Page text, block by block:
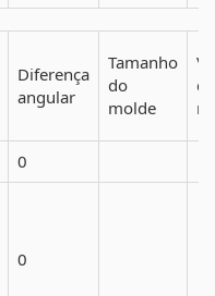
Diferença
angular
Tamanho
do
molde
do
0
0